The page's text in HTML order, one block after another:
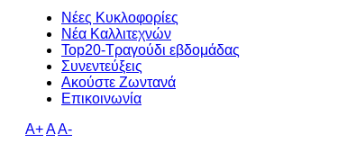
Νέες Κυκλοφορίες
Νέα Καλλιτεχνών
Top20-Τραγούδι εβδομάδας
Συνεντεύξεις
Ακούστε Ζωντανά
Επικοινωνία
A+AA-